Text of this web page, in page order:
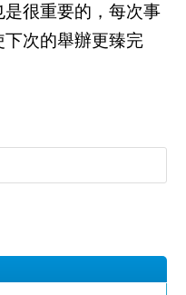
很重要的，每次事
次的舉辦更臻完